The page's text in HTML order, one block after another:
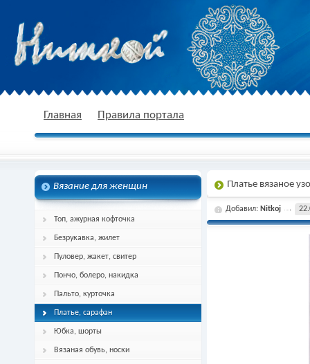
спицами, схема и описание
Главная Правила портала
Вязание для женщин
Топ, ажурная кофточка
Безрукавка, жилет
Пуловер, жакет, свитер
Пончо, болеро, накидка
Пальто, курточка
Платье, сарафан
Юбка, шорты
Вязаная обувь, носки
Платье вязаное
Добавил: Nitkoj